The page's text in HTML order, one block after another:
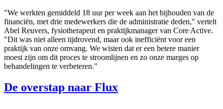
"We werkten gemiddeld 18 uur per week aan het bijhouden van de
financiën, met drie medewerkers die de administratie deden," vertelt
Abel Reuvers, fysiotherapeut en praktijkmanager van Core Active.
"Dit was niet alleen tijdrovend, maar ook inefficiënt voor een
praktijk van onze omvang. We wisten dat er een betere manier
moest zijn om dit proces te stroomlijnen en zo onze marges op
behandelingen te verbeteren."
De overstap naar Flux